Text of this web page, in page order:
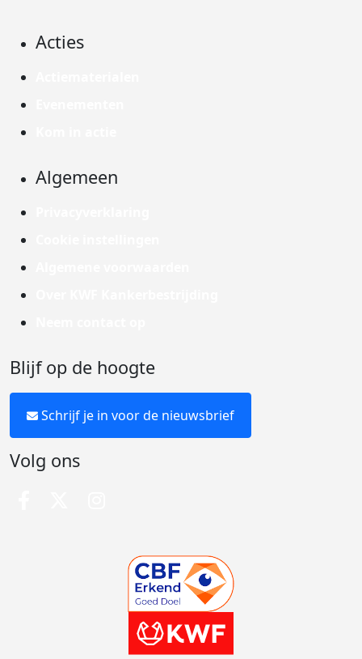
Acties
Algemeen
Blijf op de hoogte
Schrijf je in voor de nieuwsbrief
Volg ons